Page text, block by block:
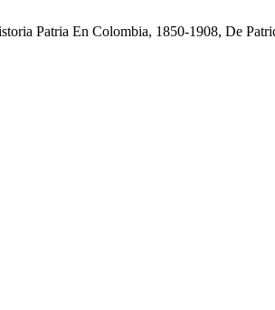
Patria En Colombia, 1850-1908, De